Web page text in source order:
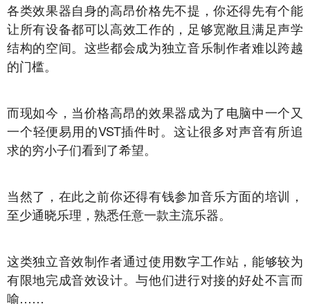
各类效果器自身的高昂价格先不提，你还得先有个能
让所有设备都可以高效工作的，足够宽敞且满足声学
结构的空间。这些都会成为独立音乐制作者难以跨越
的门槛。
而现如今，当价格高昂的效果器成为了电脑中一个又
一个轻便易用的VST插件时。这让很多对声音有所追
求的穷小子们看到了希望。
当然了，在此之前你还得有钱参加音乐方面的培训，
至少通晓乐理，熟悉任意一款主流乐器。
这类独立音效制作者通过使用数字工作站，能够较为
有限地完成音效设计。与他们进行对接的好处不言而
喻……